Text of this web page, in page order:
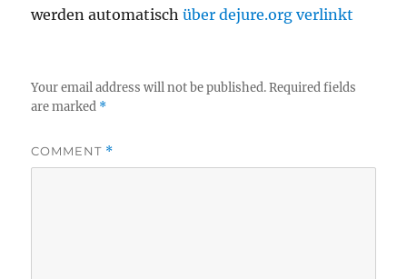
werden automatischüber dejure.org verlinkt
Your email address will not be published. Required fields
are marked *
COMMENT *